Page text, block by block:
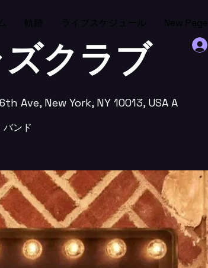
軌跡 ライブスケジュール New Page
クラブ
Ave, New York, NY 10013, USA A
バンド